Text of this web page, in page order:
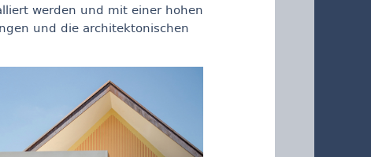
werden und mit einer hohen
und die architektonischen